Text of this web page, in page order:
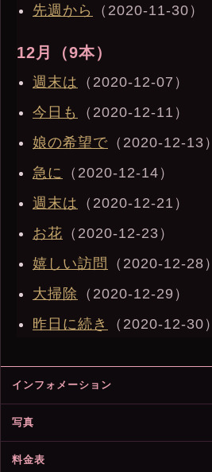
先週から
（2020-11-30）
12月（9本）
週末は （2020-12-07）
今日も
（2020-12-11）
娘の希望で （2020-12-13）
急に （2020-12-14）
週末は （2020-12-21）
お花 （2020-12-23）
嬉しい訪問
（2020-12-28）
大掃除 （2020-12-29）
昨日に続き
（2020-12-30）
インフォメーション
写真
料金表